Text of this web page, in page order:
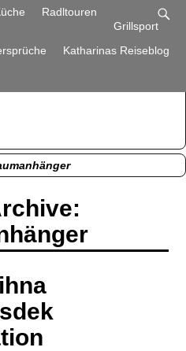
Radltouren
Grillsport
Katharinas Reiseblog